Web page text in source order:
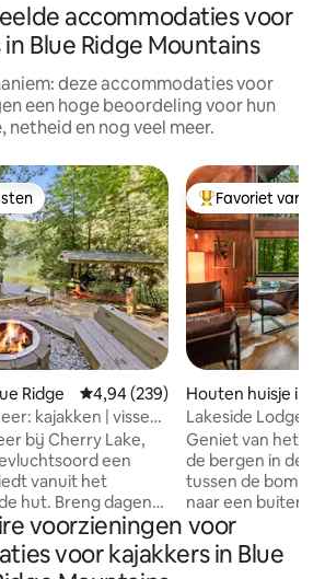
accommodaties voor
Blue Ridge Mountains
deze accommodaties voor
een hoge beoordeling voor hun
netheid en nog veel meer.
Ridge Gemiddelde beoordeling van
4,94 (239)
kajakken | vissen |
| dennen
bij Cherry Lake,
een
vanuit het
hut. Breng dagen
over het
werp een rij voor
van vissen of
Topfavoriet van
Favoriet van
Houten huisje in
Lakeside Lodge
Geniet van het
de bergen in
tussen de
naar een
verjongende
het allemaal!
vijf hectare,
voorzieningen voor
voor kajakkers in Blue